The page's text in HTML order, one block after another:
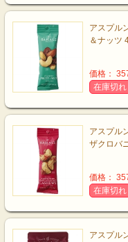
アスプル
＆ナッツ
価格：
在庫切れ
アスプル
ザクロバ
価格：
在庫切れ
アスプル